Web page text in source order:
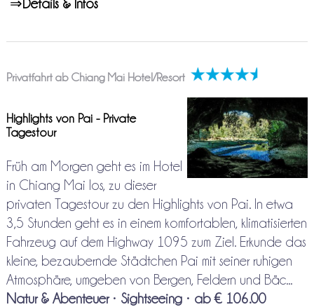
⇒Details & Infos
Privatfahrt ab Chiang Mai Hotel/Resort
Highlights von Pai - Private
Tagestour
Früh am Morgen geht es im Hotel
in Chiang Mai los, zu dieser
privaten Tagestour zu den Highlights von Pai. In etwa
3,5 Stunden geht es in einem komfortablen, klimatisierten
Fahrzeug auf dem Highway 1095 zum Ziel. Erkunde das
kleine, bezaubernde Städtchen Pai mit seiner ruhigen
Atmosphäre, umgeben von Bergen, Feldern und Bäc...
Natur & Abenteuer• Sightseeing• ab € 106.00